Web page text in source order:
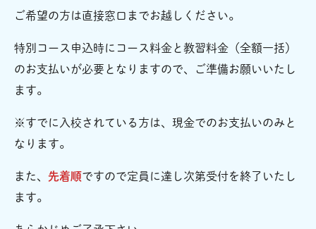
ご希望の方は直接窓口までお越しください。
特別コース申込時にコース料金と教習料金（全額一括）
のお支払いが必要となりますので、ご準備お願いいたし
ます。
※すでに入校されている方は、現金でのお支払いのみと
なります。
また、 先着順ですので定員に達し次第受付を終了いたし
ます。